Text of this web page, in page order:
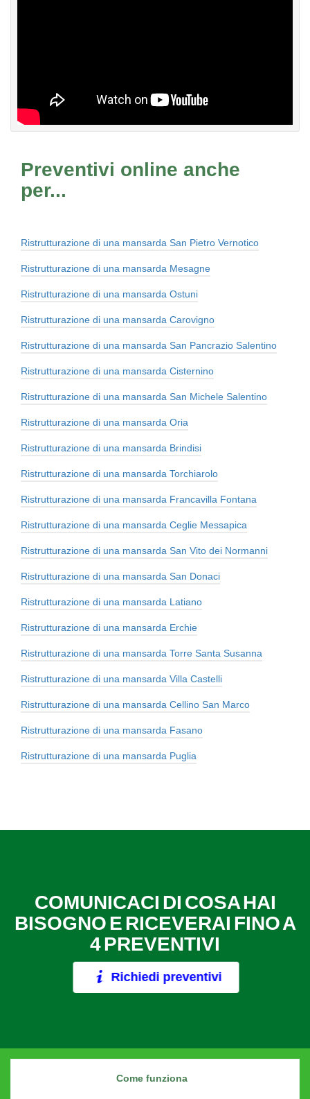
Preventivi online anche
per...
Ristrutturazione di una mansarda San Pietro Vernotico
Ristrutturazione di una mansarda Mesagne
Ristrutturazione di una mansarda Ostuni
Ristrutturazione di una mansarda Carovigno
Ristrutturazione di una mansarda San Pancrazio Salentino
Ristrutturazione di una mansarda Cisternino
Ristrutturazione di una mansarda San Michele Salentino
Ristrutturazione di una mansarda Oria
Ristrutturazione di una mansarda Brindisi
Ristrutturazione di una mansarda Torchiarolo
Ristrutturazione di una mansarda Francavilla Fontana
Ristrutturazione di una mansarda Ceglie Messapica
Ristrutturazione di una mansarda San Vito dei Normanni
Ristrutturazione di una mansarda San Donaci
Ristrutturazione di una mansarda Latiano
Ristrutturazione di una mansarda Erchie
Ristrutturazione di una mansarda Torre Santa Susanna
Ristrutturazione di una mansarda Villa Castelli
Ristrutturazione di una mansarda Cellino San Marco
Ristrutturazione di una mansarda Fasano
Ristrutturazione di una mansarda Puglia
COMUNICACI DI COSA HAI
BISOGNO E RICEVERAI FINO A
4 PREVENTIVI
Richiedi preventivi
Come funziona